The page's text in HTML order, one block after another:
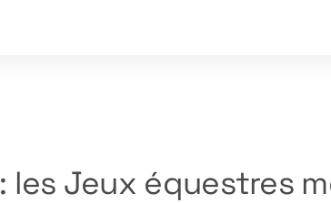
les Jeux équestres